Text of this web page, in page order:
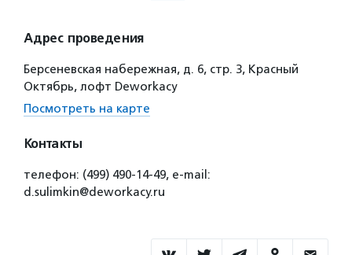
Адрес проведения
Берсеневская набережная, д. 6, стр. 3, Красный
Октябрь, лофт Deworkacy
Посмотреть на карте
Контакты
телефон: (499) 490-14-49, e-mail:
d.sulimkin@deworkacy.ru